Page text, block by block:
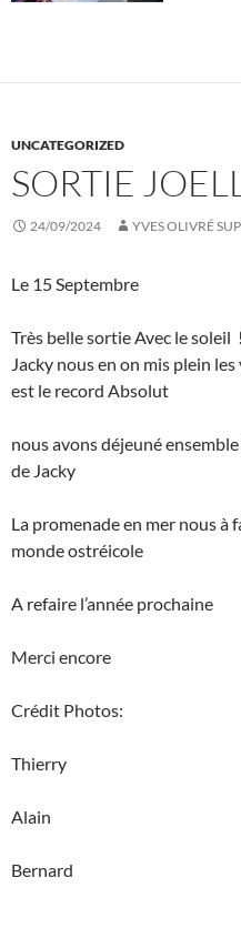
UNCATEGORIZED
SORTIE
24/09/2024 YVES OLIVRÉ
Le 15 Septembre
Très belle sortie Avec le soleil
Jacky nous en on mis plein
est le record Absolut
nous avons déjeuné
de Jacky
La promenade en mer nous
monde ostréicole
A refaire l’année prochaine
Merci encore
Crédit Photos:
Thierry
Alain
Bernard